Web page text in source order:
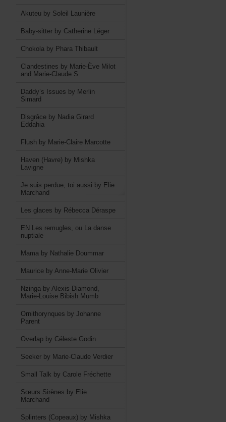
AkuteubySoleilLaunière
Baby-sitterbyCatherineLéger
ChokolabyPharaThibault
ClandestinesbyMarie-ÈveMilot
andMarie-ClaudeS
Daddy’sIssuesbyMerlin
Simard
DisgrâcebyNadiaGirard
Eddahia
FlushbyMarie-ClaireMarcotte
Haven(Havre)byMishka
Lavigne
Jesuisperdue,toiaussibyElie
Marchand
LesglacesbyRébeccaDéraspe
ENLesremugles,ouLadanse
nuptiale
MamabyNathalieDoummar
MauricebyAnne-MarieOlivier
NzingabyAlexisDiamond,
Marie-LouiseBibishMumb
OrnithorynquesbyJohanne
Parent
OverlapbyCélesteGodin
SeekerbyMarie-ClaudeVerdier
SmallTalkbyCaroleFréchette
SœursSirènesbyElie
Marchand
Splinters(Copeaux)byMishka